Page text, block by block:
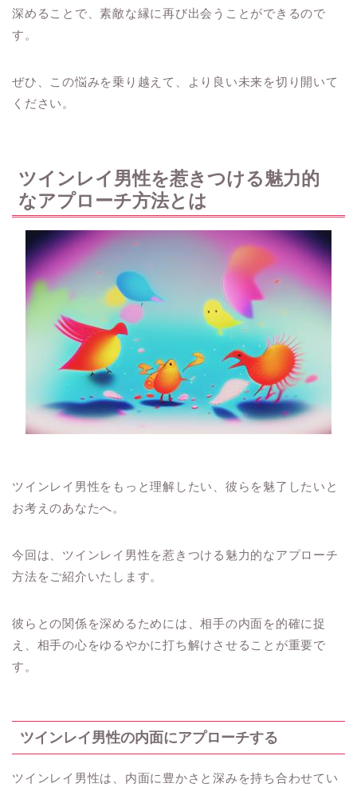
深めることで、素敵な縁に再び出会うことができるので
す。
ぜひ、この悩みを乗り越えて、より良い未来を切り開いて
ください。
ツインレイ男性を惹きつける魅力的
なアプローチ方法とは
ツインレイ男性をもっと理解したい、彼らを魅了したいと
お考えのあなたへ。
今回は、ツインレイ男性を惹きつける魅力的なアプローチ
方法をご紹介いたします。
彼らとの関係を深めるためには、相手の内面を的確に捉
え、相手の心をゆるやかに打ち解けさせることが重要で
す。
ツインレイ男性の内面にアプローチする
ツインレイ男性は、内面に豊かさと深みを持ち合わせてい